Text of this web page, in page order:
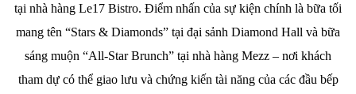
tại nhà hàng Le17 Bistro. Điểm nhấn của sự kiện chính là bữa tối
mang tên “Stars & Diamonds” tại đại sảnh Diamond Hall và bữa
sáng muộn “All-Star Brunch” tại nhà hàng Mezz – nơi khách
tham dự có thể giao lưu và chứng kiến tài năng của các đầu bếp